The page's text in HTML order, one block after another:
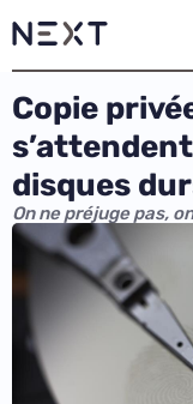
Copie
disques
On ne préjuge pas,